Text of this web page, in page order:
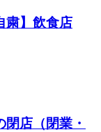
粛】飲食店
店（閉業・